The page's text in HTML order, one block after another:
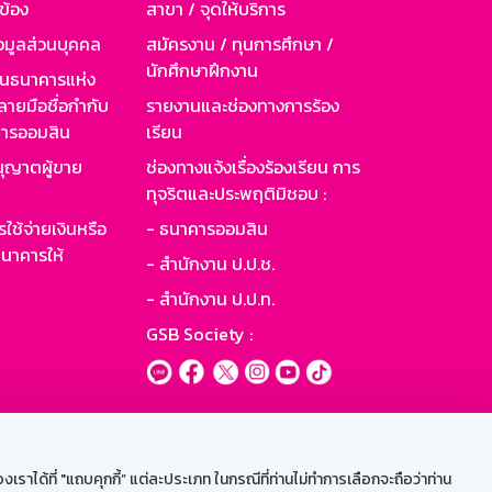
ได้ที่ "แถบคุกกี้” แต่ละประเภท ในกรณีที่ท่านไม่ทำการเลือกจะถือว่าท่าน
อง
มูลส่วนบุคคล
นาคารแห่ง
ายมือชื่อกำกับ
รออมสิน
ญาตผู้ขาย
ช้จ่ายเงินหรือ
คารให้
สาขา / จุดให้บริการ
สมัครงาน / ทุนการศึกษา /
นักศึกษาฝึกงาน
รายงานและช่องทางการร้อง
เรียน
ช่องทางแจ้งเรื่องร้องเรียน การ
ทุจริตและประพฤติมิชอบ :
- ธนาคารออมสิน
- สำนักงาน ป.ป.ช.
- สำนักงาน ป.ป.ท.
GSB Society :